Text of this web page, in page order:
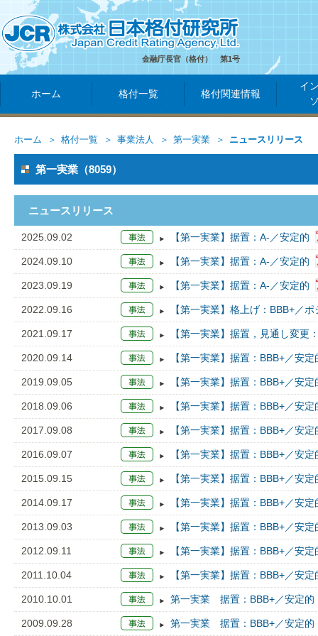
金融庁長官（格付） 第1号
ホーム 格付一覧 格付関連情報
イ
ホーム 格付一覧 事業法人 第一実業 ニュースリリース
第一実業（8059）
ニュースリリース
2025.09.02 【第一実業】据置：A-／安定的
2024.09.10 【第一実業】据置：A-／安定的
2023.09.19 【第一実業】据置：A-／安定的
2022.09.16 【第一実業】格上げ：BBB+／
2021.09.17 【第一実業】据置，見通し変
2020.09.14 【第一実業】据置：BBB+／安定
2019.09.05 【第一実業】据置：BBB+／安定
2018.09.06 【第一実業】据置：BBB+／安定
2017.09.08 【第一実業】据置：BBB+／安定
2016.09.07 【第一実業】据置：BBB+／安定
2015.09.15 【第一実業】据置：BBB+／安定
2014.09.17 【第一実業】据置：BBB+／安定
2013.09.03 【第一実業】据置：BBB+／安定
2012.09.11 【第一実業】据置：BBB+／安定
2011.10.04 【第一実業】据置：BBB+／安定
2010.10.01 第一実業 据置：BBB+／安定的
2009.09.28 第一実業 据置：BBB+／安定的